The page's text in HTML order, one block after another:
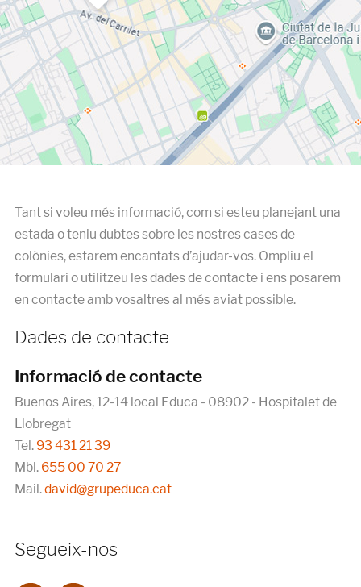
Tant si voleu més informació, com si esteu planejant una
estada o teniu dubtes sobre les nostres cases de
colònies, estarem encantats d’ajudar-vos. Ompliu el
formulari o utilitzeu les dades de contacte i ens posarem
en contacte amb vosaltres al més aviat possible.
Dades de contacte
Informació de contacte
Buenos Aires, 12-14 local Educa - 08902 - Hospitalet de
Llobregat
Tel.93 431 21 39
Mbl. 655 00 70 27
Mail.david@grupeduca.cat
Segueix-nos